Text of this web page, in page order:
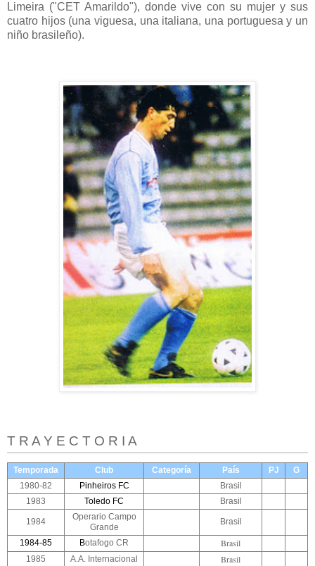
Limeira ("CET Amarildo"), donde vive con su mujer y sus
cuatro hijos (una viguesa, una italiana, una portuguesa y un
niño brasileño).
T R A Y E C T O R I A
Temporada Club Categoría País PJ
G
1980-82
Pinheiros FC
Brasil
1983
Toledo FC Brasil
1984
Operario Campo
Grande
Brasil
1984-85 Botafogo CR Brasil
1985 A.A. Internacional Brasil